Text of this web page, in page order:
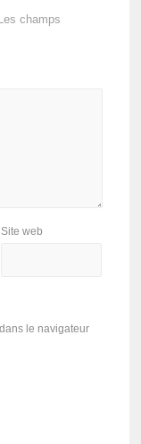
Les champs
Site web
le navigateur